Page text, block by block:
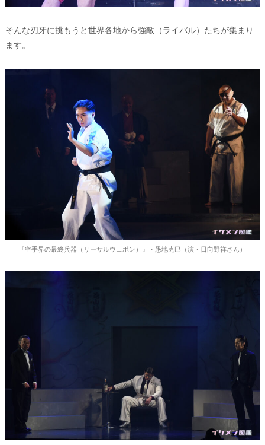
そんな刃牙に挑もうと世界各地から強敵（ライバル）たちが集まり
ます。
『空手界の最終兵器（リーサルウェポン）』・愚地克巳（演・日向野祥さん）